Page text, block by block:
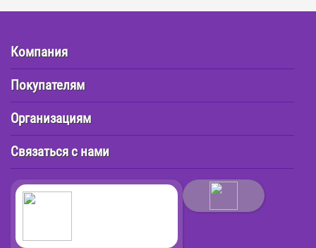
Компания
Покупателям
Организациям
Связаться с нами